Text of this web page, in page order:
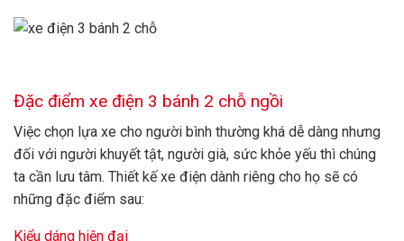
Đặc điểm xe điện 3 bánh 2 chỗ ngồi
Việc chọn lựa xe cho người bình thường khá dễ dàng nhưng
đối với người khuyết tật, người già, sức khỏe yếu thì chúng
ta cần lưu tâm. Thiết kế xe điện dành riêng cho họ sẽ có
những đặc điểm sau:
Kiểu dáng hiện đại